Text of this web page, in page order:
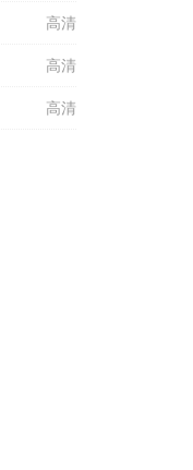
高清
高清
高清